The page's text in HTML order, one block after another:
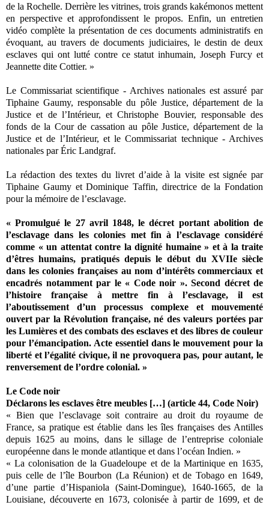
de la Rochelle. Derrière les vitrines, trois grands kakémonos mettent
en perspective et approfondissent le propos. Enfin, un entretien
vidéo complète la présentation de ces documents administratifs en
évoquant, au travers de documents judiciaires, le destin de deux
esclaves qui ont lutté contre ce statut inhumain, Joseph Furcy et
Jeannette dite Cottier. »
Le Commissariat scientifique - Archives nationales est assuré par
Tiphaine Gaumy, responsable du pôle Justice, département de la
Justice et de l’Intérieur, et Christophe Bouvier, responsable des
fonds de la Cour de cassation au pôle Justice, département de la
Justice et de l’Intérieur, et le Commissariat technique - Archives
nationales par Éric Landgraf.
La rédaction des textes du livret d’aide à la visite est signée par
Tiphaine Gaumy et Dominique Taffin, directrice de la Fondation
pour la mémoire de l’esclavage.
« Promulgué le 27 avril 1848, le décret portant abolition de
l’esclavage dans les colonies met fin à l’esclavage considéré
comme « un attentat contre la dignité humaine » et à la traite
d’êtres humains, pratiqués depuis le début du XVIIe siècle
dans les colonies françaises au nom d’intérêts commerciaux et
encadrés notamment par le « Code noir ». Second décret de
l’histoire française à mettre fin à l’esclavage, il est
l’aboutissement d’un processus complexe et mouvementé
ouvert par la Révolution française, né des valeurs portées par
les Lumières et des combats des esclaves et des libres de couleur
pour l’émancipation. Acte essentiel dans le mouvement pour la
liberté et l’égalité civique, il ne provoquera pas, pour autant, le
renversement de l’ordre colonial. »
Le Code noir
Déclarons les esclaves être meubles […] (article 44, Code Noir)
« Bien que l’esclavage soit contraire au droit du royaume de
France, sa pratique est établie dans les îles françaises des Antilles
depuis 1625 au moins, dans le sillage de l’entreprise coloniale
européenne dans le monde atlantique et dans l’océan Indien. »
« La colonisation de la Guadeloupe et de la Martinique en 1635,
puis celle de l’île Bourbon (La Réunion) et de Tobago en 1649,
d’une partie d’Hispaniola (Saint-Domingue), 1640-1665, de la
Louisiane, découverte en 1673, colonisée à partir de 1699, et de